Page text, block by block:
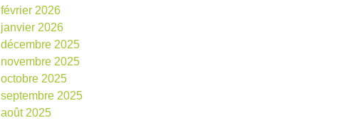
février 2026
janvier 2026
décembre 2025
novembre 2025
octobre 2025
septembre 2025
août 2025